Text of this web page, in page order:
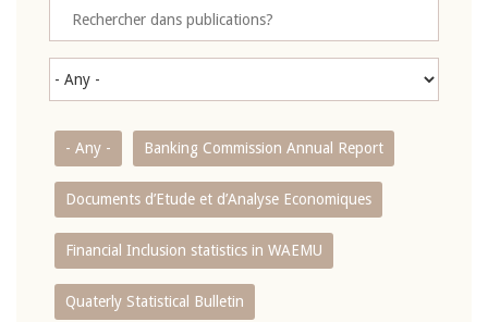
- Any - Banking Commission Annual Report
Documents d’Etude et d’Analyse Economiques
Financial Inclusion statistics in WAEMU
Quaterly Statistical Bulletin